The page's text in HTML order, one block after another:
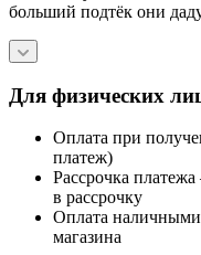
больший подтёк они
Для физических
Оплата при
платеж)
Рассрочка
в рассрочку
Оплата
магазина